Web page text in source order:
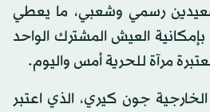
رسمي وشعبي، ما يعطي
العيش المشترك الواحد
مرآة للحرية أمس واليوم.
جون كيري، الذي اعتبر